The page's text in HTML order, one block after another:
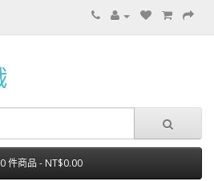
0 件商品 - NT$0.00